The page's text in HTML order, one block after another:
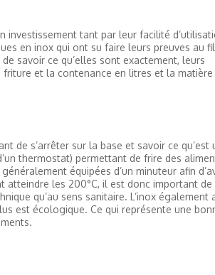
investissement tant par leur facilité
en inox qui ont su faire leurs preuves au
savoir ce qu’elles sont exactement, leurs
et la contenance en litres et la matière
de s’arrêter sur la base et savoir ce qu’est
thermostat) permettant de frire des
équipées d’un minuteur afin
atteindre les 200°C, il est donc important de
qu’au sens sanitaire. L’inox également
est écologique. Ce qui représente une